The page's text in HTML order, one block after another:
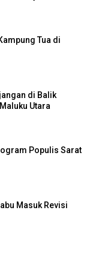
Tua di
di Balik
Utara
Populis Sarat
Masuk Revisi